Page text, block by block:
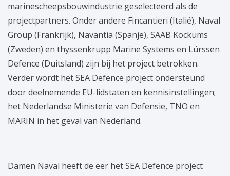
marinescheepsbouwindustrie geselecteerd als de
projectpartners. Onder andere Fincantieri (Italië), Naval
Group (Frankrijk), Navantia (Spanje), SAAB Kockums
(Zweden) en thyssenkrupp Marine Systems en Lürssen
Defence (Duitsland) zijn bij het project betrokken.
Verder wordt het SEA Defence project ondersteund
door deelnemende EU-lidstaten en kennisinstellingen;
het Nederlandse Ministerie van Defensie, TNO en
MARIN in het geval van Nederland.
Damen Naval heeft de eer het SEA Defence project